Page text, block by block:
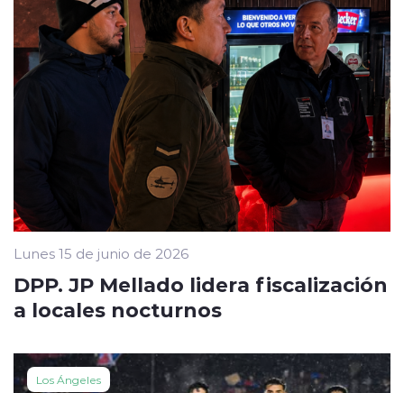
Lunes 15 de junio de 2026
DPP. JP Mellado lidera fiscalización
a locales nocturnos
Los Ángeles